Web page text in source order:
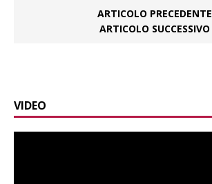
ARTICOLO PRECEDENTE
ARTICOLO SUCCESSIVO
VIDEO